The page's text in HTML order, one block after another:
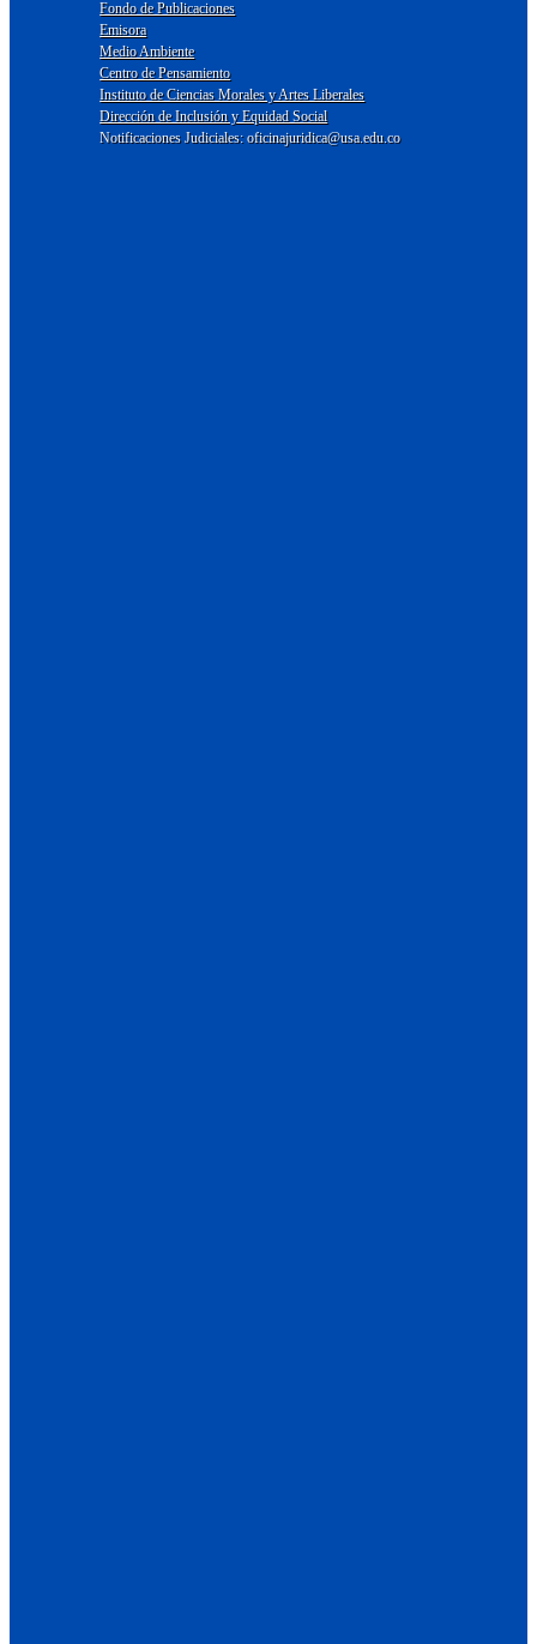
Fondo de Publicaciones
Emisora
Medio Ambiente
Centro de Pensamiento
Instituto de Ciencias Morales y Artes Liberales
Dirección de Inclusión y Equidad Social
Notificaciones Judiciales: oficinajuridica@usa.edu.co